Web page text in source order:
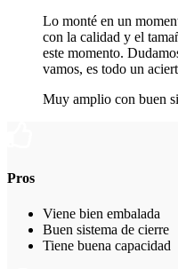
Lo monté en un
con la calidad y el
este momento.
vamos, es todo un
Muy amplio con buen
Pros
Viene bien embalada
Buen sistema de cierre
Tiene buena capacidad